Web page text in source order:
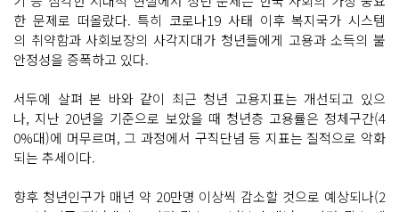
한 문제로 떠올랐다. 특히 코로나19 사태 이후 복지국가 시스템
의 취약함과 사회보장의 사각지대가 청년들에게 고용과 소득의 불
안정성을 증폭하고 있다.
서두에 살펴 본 바와 같이 최근 청년 고용지표는 개선되고 있으
나, 지난 20년을 기준으로 보았을 때 청년층 고용률은 정체구간(4
0%대)에 머무르며, 그 과정에서 구직단념 등 지표는 질적으로 악화
되는 추세이다.
향후 청년인구가 매년 약 20만명 이상씩 감소할 것으로 예상되나(2